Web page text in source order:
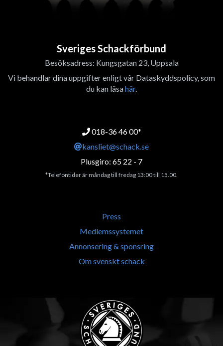
Sveriges Schackförbund
Besöksadress: Kungsgatan 23, Uppsala
Vi behandlar dina uppgifter enligt vår Dataskyddspolicy, som
du kan läsahär.
018-36 46 00*
kansliet@schack.se
Plusgiro: 65 22 - 7
*Telefontider är måndag till fredag 13:00 till 15.00.
Press
Medlemssystemet
Annonsering & sponsring
Om svenskt schack